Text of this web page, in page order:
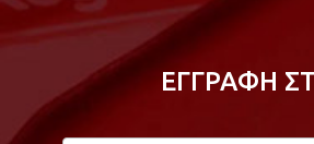
ΕΓΓΡΑΦΗ